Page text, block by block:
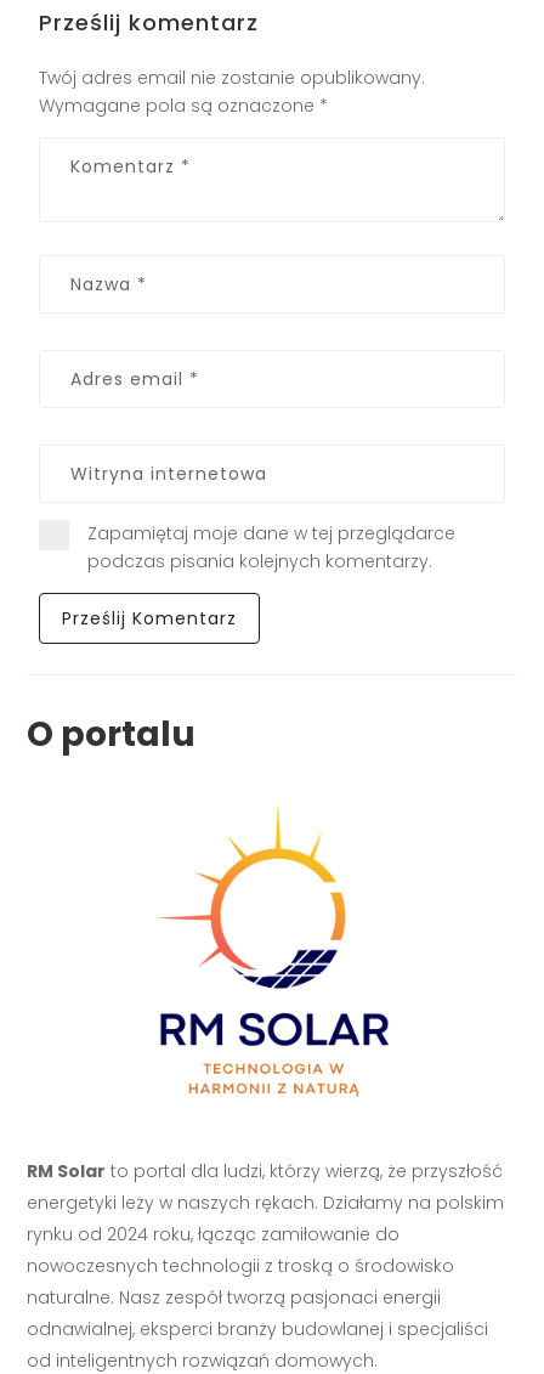
Prześlij komentarz
Twój adres email nie zostanie opublikowany.
Wymagane pola są oznaczone *
Zapamiętaj moje dane w tej przeglądarce
podczas pisania kolejnych komentarzy.
O portalu
RM Solar to portal dla ludzi, którzy wierzą, że przyszłość
energetyki leży w naszych rękach. Działamy na polskim
rynku od 2024 roku, łącząc zamiłowanie do
nowoczesnych technologii z troską o środowisko
naturalne. Nasz zespół tworzą pasjonaci energii
odnawialnej, eksperci branży budowlanej i specjaliści
od inteligentnych rozwiązań domowych.